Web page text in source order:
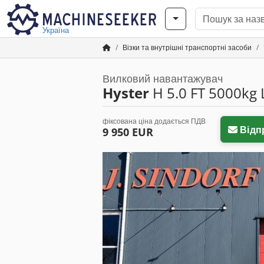
Україна
Візки та внутрішні транспортні засоби
Вилковий навантажувач
Hyster H 5.0 FT 5000kg
фіксована ціна додається ПДВ
9 950 EUR